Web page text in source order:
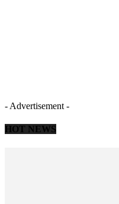
- Advertisement -
HOT NEWS